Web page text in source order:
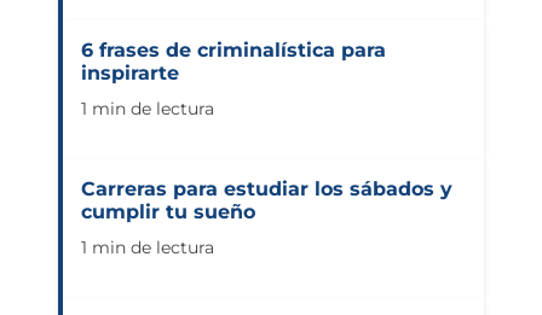
6 frases de criminalística para
inspirarte
1 min de lectura
Carreras para estudiar los sábados y
cumplir tu sueño
1 min de lectura